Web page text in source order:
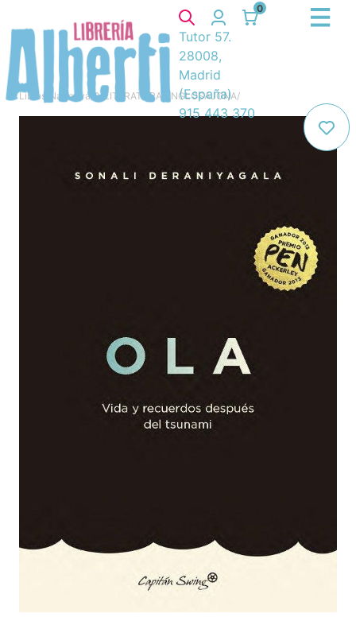
0
Tutor 57.
28008,
Madrid
(España)
915 443 370
Libros Narrativa/ 8. LITERATURA ANGLOSAJONA/